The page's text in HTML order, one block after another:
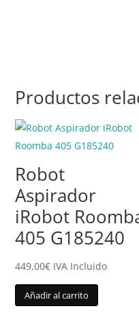
Productos
Robot
Aspirador
iRobot
405 G185240
449,00€ IVA Incluido
Añadir al carrito